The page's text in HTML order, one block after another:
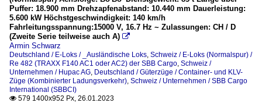
Puffer: 18.900 mm Drehzapfenabstand: 10.440 mm Dauerleistung:
5.600 kW Höchstgeschwindigkeit: 140 km/h
Fahrleitungsspannung:15000 V, 16.7 Hz ~ Zulassungen: CH / D
(Zweite Serie teilweise auch A) 
Armin Schwarz
Deutschland / E-Loks / _Ausländische Loks, Schweiz / E-Loks (Normalspur) /
Re 482 (TRAXX F140 AC1 oder AC2) der SBB Cargo, Schweiz /
Unternehmen / Hupac AG, Deutschland / Güterzüge / Container- und KLV-
Züge (Kombinierter Ladungsverkehr), Schweiz / Unternehmen / SBB Cargo
International (SBBCI)
 579 1400x952 Px, 26.01.2023